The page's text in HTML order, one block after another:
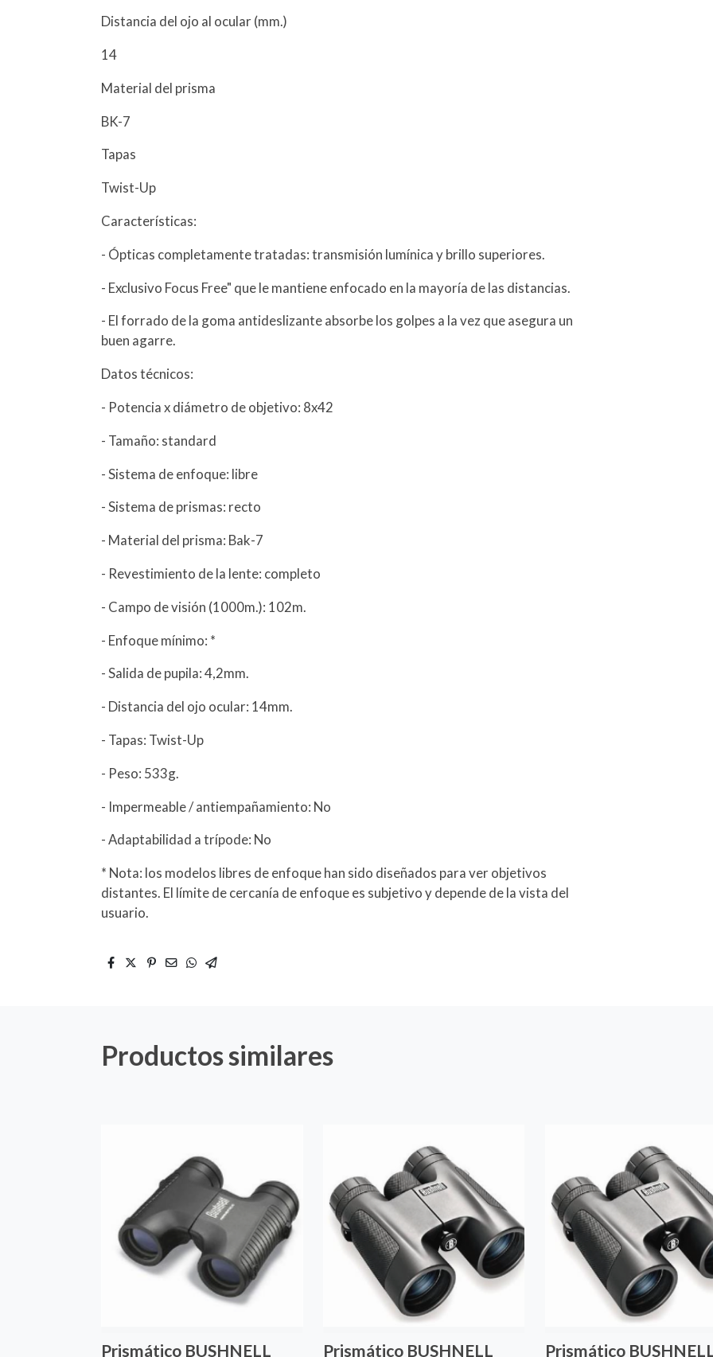
Distancia del ojo al ocular (mm.)
14
Material del prisma
BK-7
Tapas
Twist-Up
Características:
- Ópticas completamente tratadas: transmisión lumínica y brillo superiores.
- Exclusivo Focus Free" que le mantiene enfocado en la mayoría de las distancias.
- El forrado de la goma antideslizante absorbe los golpes a la vez que asegura un
buen agarre.
Datos técnicos:
- Potencia x diámetro de objetivo: 8x42
- Tamaño: standard
- Sistema de enfoque: libre
- Sistema de prismas: recto
- Material del prisma: Bak-7
- Revestimiento de la lente: completo
- Campo de visión (1000m.): 102m.
- Enfoque mínimo: *
- Salida de pupila: 4,2mm.
- Distancia del ojo ocular: 14mm.
- Tapas: Twist-Up
- Peso: 533g.
- Impermeable / antiempañamiento: No
- Adaptabilidad a trípode: No
* Nota: los modelos libres de enfoque han sido diseñados para ver objetivos
distantes. El límite de cercanía de enfoque es subjetivo y depende de la vista del
usuario.
Productos similares
Prismático BUSHNELL Prismático BUSHNELL Prismático